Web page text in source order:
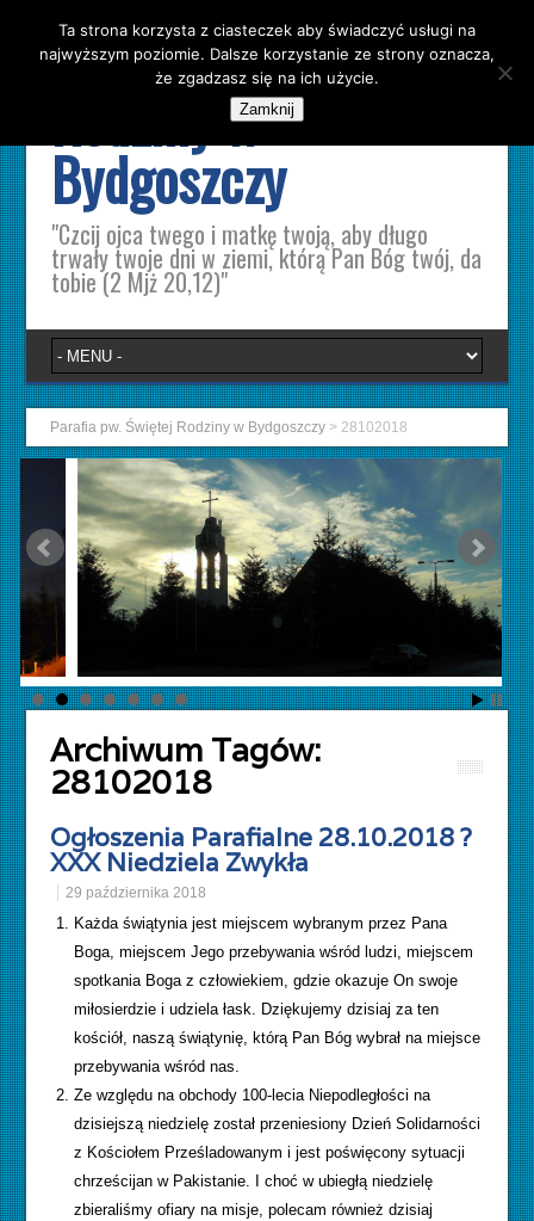
Parafia pw. Świętej
Rodziny w
Bydgoszczy
"Czcij ojca twego i matkę twoją, aby długo
trwały twoje dni w ziemi, którą Pan Bóg twój, da
tobie (2 Mjż 20,12)"
Parafia pw. Świętej Rodziny w Bydgoszczy >28102018
Archiwum Tagów:
28102018
Ogłoszenia Parafialne 28.10.2018 ?
XXX Niedziela Zwykła
29 października 2018
Każda świątynia jest miejscem wybranym przez Pana
Boga, miejscem Jego przebywania wśród ludzi, miejscem
spotkania Boga z człowiekiem, gdzie okazuje On swoje
miłosierdzie i udziela łask. Dziękujemy dzisiaj za ten
kościół, naszą świątynię, którą Pan Bóg wybrał na miejsce
przebywania wśród nas.
Ze względu na obchody 100-lecia Niepodległości na
dzisiejszą niedzielę został przeniesiony Dzień Solidarności
z Kościołem Prześladowanym i jest poświęcony sytuacji
chrześcijan w Pakistanie. I choć w ubiegłą niedzielę
zbieraliśmy ofiary na misje, polecam również dzisiaj
Ta strona korzysta z ciasteczek aby świadczyć usługi na
najwyższym poziomie. Dalsze korzystanie ze strony oznacza,
że zgadzasz się na ich użycie.
Zamknij